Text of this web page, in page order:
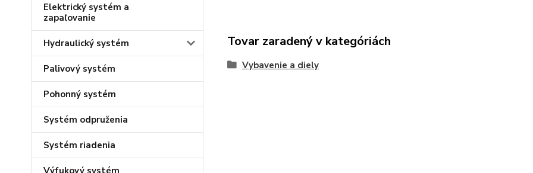
Elektrický systém a
zapaľovanie
Hydraulický systém
Palivový systém
Pohonný systém
Systém odpruženia
Systém riadenia
Tovar zaradený v kategóriách
Vybavenie a diely